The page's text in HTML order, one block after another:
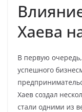
Хаева
В первую
успешного
Хаев создал
стали одними из